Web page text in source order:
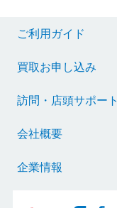
ご利用ガイド
買取お申し込み
訪問・店頭サポート
会社概要
企業情報